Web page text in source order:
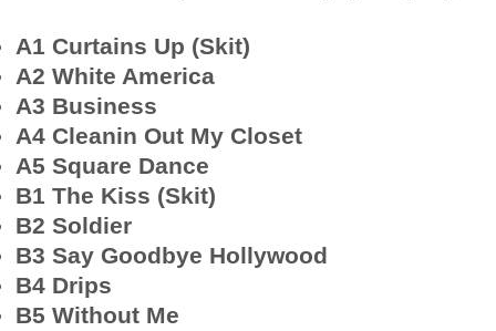
A1 Curtains Up (Skit)
A2 White America
A3 Business
A4 Cleanin Out My Closet
A5 Square Dance
B1 The Kiss (Skit)
B2 Soldier
B3 Say Goodbye Hollywood
B4 Drips
B5 Without Me